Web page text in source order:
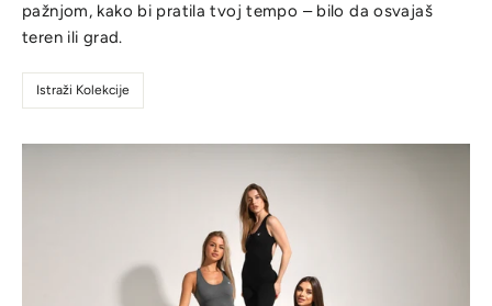
pažnjom, kako bi pratila tvoj tempo – bilo da osvajaš
teren ili grad.
Istraži Kolekcije